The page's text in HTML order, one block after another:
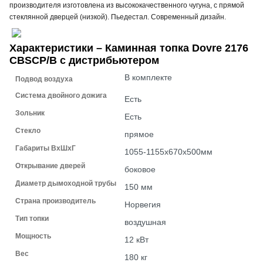
производителя изготовлена из высококачественного чугуна, с прямой
стеклянной дверцей (низкой). Пьедестал. Современный дизайн.
Характеристики – Каминная топка Dovre 2176
CBSCP/B с дистрибьютером
Подвод воздуха В комплекте
Система двойного дожига Есть
Зольник Есть
Стекло прямое
Габариты ВxШxГ 1055-1155х670х500мм
Открывание дверей боковое
Диаметр дымоходной трубы 150 мм
Страна производитель Норвегия
Тип топки воздушная
Мощность 12 кВт
Вес 180 кг